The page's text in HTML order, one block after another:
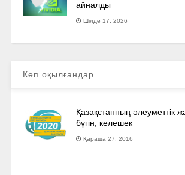
айналды
Шілде 17, 2026
Көп оқылғандар
Қазақстанның әлеуметтік
бүгін, келешек
Қараша 27, 2016